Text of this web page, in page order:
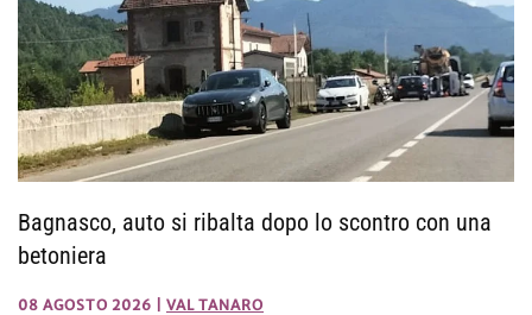
Bagnasco, auto si ribalta dopo lo scontro con una
betoniera
08 AGOSTO 2026 VAL TANARO